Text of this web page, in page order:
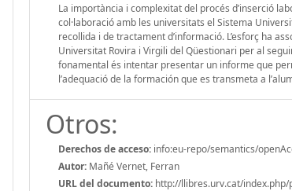
La importància i complexitat del procés d’inserció
col·laboració amb les universitats el Sistema
recollida i de tractament d’informació. L’esforç ha
Universitat Rovira i Virgili del Qüestionari per al
fonamental és intentar presentar un informe que
l’adequació de la formación que es transmeta a
Otros:
Derechos de acceso: info:eu-repo/semantics/
Autor: Mañé Vernet, Ferran
URL del documento: http://llibres.urv.cat/